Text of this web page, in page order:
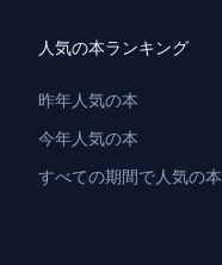
人気の本ランキング
昨年人気の本
今年人気の本
すべての期間で人気の本